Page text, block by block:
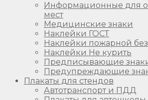
Информационные для
мест
Медицинские знаки
Наклейки ГОСТ
Наклейки пожарной
Наклейки Не курить
Предписывающие
Предупреждающие
Плакаты для стендов
Автотранспорт и ПДД